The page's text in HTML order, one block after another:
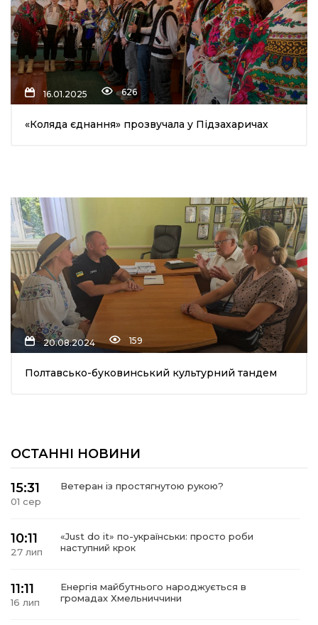
16.01.2025 626
«Коляда єднання» прозвучала у Підзахаричах
20.08.2024 159
Полтавсько-буковинський культурний тандем
ОСТАННІ НОВИНИ
15:31
01 сер
Ветеран із простягнутою рукою?
10:11
27 лип
«Just do it» по-українськи: просто роби
наступний крок
11:11
16 лип
Енергія майбутнього народжується в
громадах Хмельниччини